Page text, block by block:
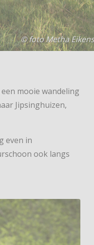
© foto Metha Eikens
mooie wandeling
Jipsinghuizen,
even in
ook langs